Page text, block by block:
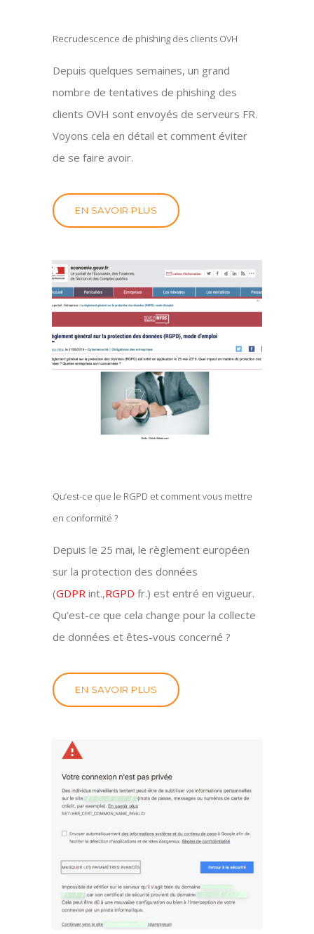
Recrudescence de phishing des clients OVH
Depuis quelques semaines, un grand
nombre de tentatives de phishing des
clients OVH sont envoyés de serveurs FR.
Voyons cela en détail et comment éviter
de se faire avoir.
EN SAVOIR PLUS
Qu’est-ce que le RGPD et comment vous mettre
en conformité ?
Depuis le 25 mai, le règlement européen
sur la protection des données
(GDPR int.,RGPD fr.) est entré en vigueur.
Qu’est-ce que cela change pour la collecte
de données et êtes-vous concerné ?
EN SAVOIR PLUS